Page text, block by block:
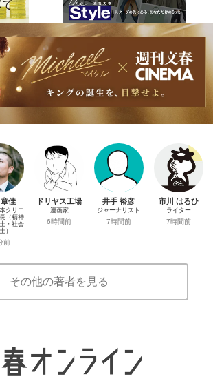
佳
クリニ
（精神
・社会
）
前
ドリヤス工場
漫画家
6時間前
井手 裕彦
ジャーナリスト
7時間前
市川 はるひ
ライター
7時間前
その他の著者を見る